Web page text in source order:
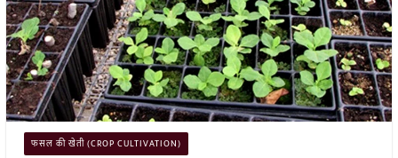
फसल की खेती (CROP CULTIVATION)